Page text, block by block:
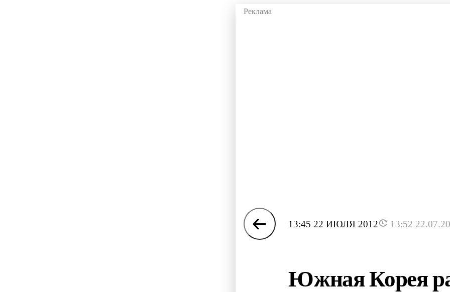
13:45 22 ИЮЛЯ 2012 13:52
Южная Корея